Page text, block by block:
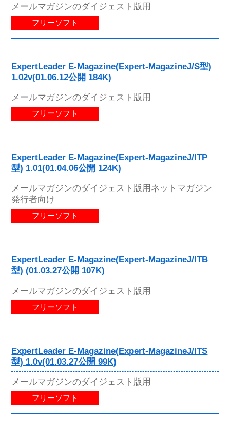
メールマガジンのダイジェスト版用
フリーソフト
ExpertLeader E-Magazine(Expert-MagazineJ/S型)
1.02v(01.06.12公開 184K)
メールマガジンのダイジェスト版用
フリーソフト
ExpertLeader E-Magazine(Expert-MagazineJ/ITP
型) 1.01(01.04.06公開 124K)
メールマガジンのダイジェスト版用ネットマガジン
発行者向け
フリーソフト
ExpertLeader E-Magazine(Expert-MagazineJ/ITB
型) (01.03.27公開 107K)
メールマガジンのダイジェスト版用
フリーソフト
ExpertLeader E-Magazine(Expert-MagazineJ/ITS
型) 1.0v(01.03.27公開 99K)
メールマガジンのダイジェスト版用
フリーソフト